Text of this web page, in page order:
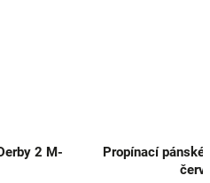
2 M-
Propínací pánské